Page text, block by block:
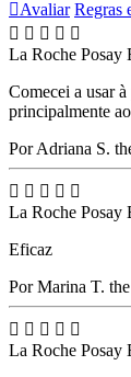
Avaliar Regras
    
La Roche Posay
Comecei a usar
principalmente
Por Adriana S.
    
La Roche Posay
Eficaz
Por Marina T.
    
La Roche Posay